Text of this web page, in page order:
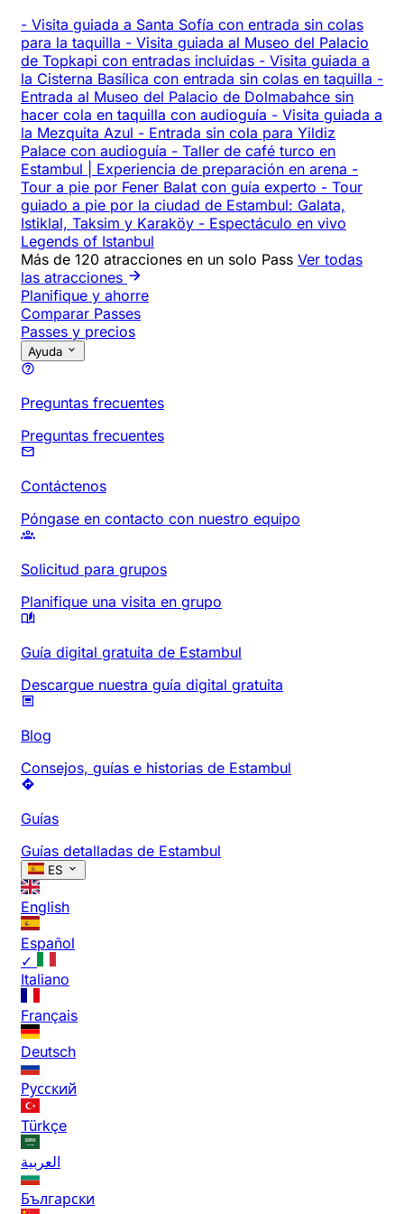
- Visita guiada a Santa Sofía con entrada sin colas
para la taquilla - Visita guiada al Museo del Palacio
de Topkapi con entradas incluidas - Visita guiada a
la Cisterna Basílica con entrada sin colas en taquilla -
Entrada al Museo del Palacio de Dolmabahce sin
hacer cola en taquilla con audioguía - Visita guiada a
la Mezquita Azul - Entrada sin cola para Yildiz
Palace con audioguía - Taller de café turco en
Estambul | Experiencia de preparación en arena -
Tour a pie por Fener Balat con guía experto - Tour
guiado a pie por la ciudad de Estambul: Galata,
Istiklal, Taksim y Karaköy - Espectáculo en vivo
Legends of Istanbul
Más de 120 atracciones en un solo Pass Ver todas
las atracciones
Planifique y ahorre
Comparar Passes
Passes y precios
Ayuda
Preguntas frecuentes
Preguntas frecuentes
Contáctenos
Póngase en contacto con nuestro equipo
Solicitud para grupos
Planifique una visita en grupo
Guía digital gratuita de Estambul
Descargue nuestra guía digital gratuita
Blog
Consejos, guías e historias de Estambul
Guías
Guías detalladas de Estambul
ES
English
Español
✓
Italiano
Français
Deutsch
Русский
Türkçe
العربية
Български